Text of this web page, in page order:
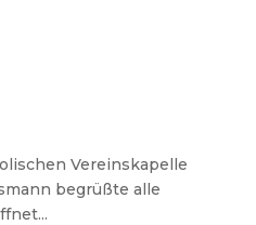
Vereinskapelle
begrüßte alle